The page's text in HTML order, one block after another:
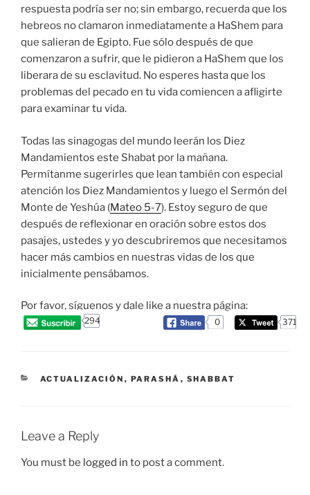
respuesta podría ser no; sin embargo, recuerda que los
hebreos no clamaron inmediatamente a HaShem para
que salieran de Egipto. Fue sólo después de que
comenzaron a sufrir, que le pidieron a HaShem que los
liberara de su esclavitud. No esperes hasta que los
problemas del pecado en tu vida comiencen a afligirte
para examinar tu vida.
Todas las sinagogas del mundo leerán los Diez
Mandamientos este Shabat por la mañana.
Permítanme sugerirles que lean también con especial
atención los Diez Mandamientos y luego el Sermón del
Monte de Yeshúa (Mateo 5-7). Estoy seguro de que
después de reflexionar en oración sobre estos dos
pasajes, ustedes y yo descubriremos que necesitamos
hacer más cambios en nuestras vidas de los que
inicialmente pensábamos.
Por favor, síguenos y dale like a nuestra página:
294 0 371
CATEGORIES
ACTUALIZACIÓN , PARASHÁ , SHABBAT
Leave a Reply
You must be logged in to post a comment.